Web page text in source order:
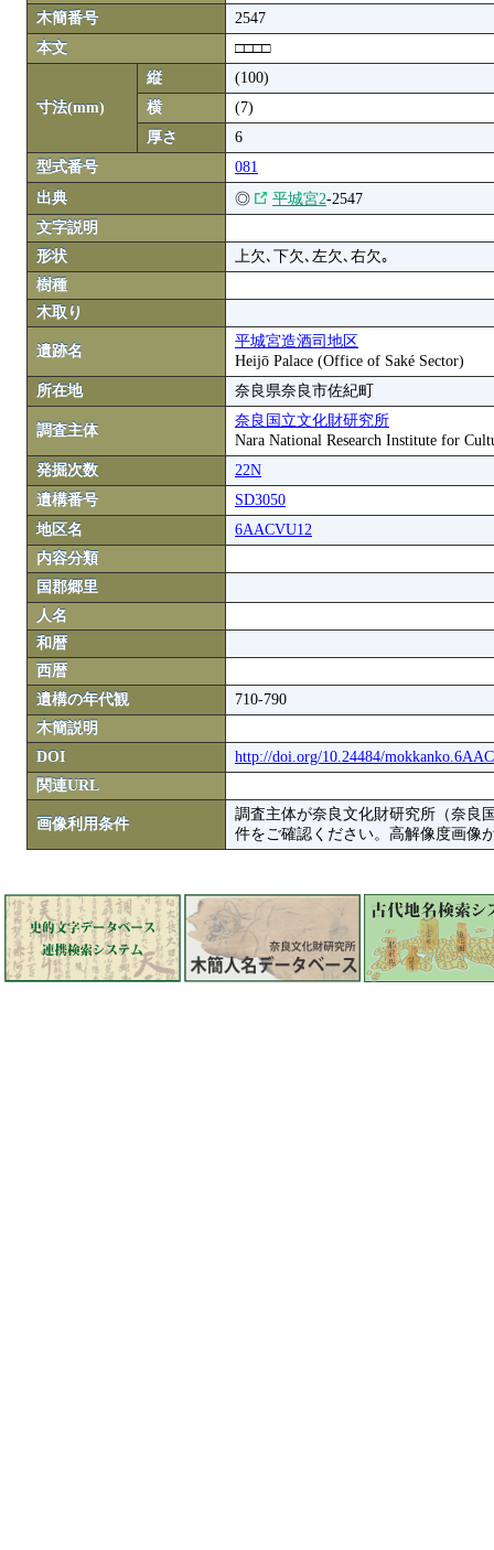
木簡番号
2547
本文
□□□□
寸法(mm)
縦
(100)
横
(7)
厚さ
6
型式番号
081
出典
◎ 平城宮2-2547
文字説明
形状
上欠､下欠､左欠､右欠｡
樹種
木取り
遺跡名
平城宮造酒司地区
Heijō Palace (Office of Saké Sector)
所在地
奈良県奈良市佐紀町
調査主体
奈良国立文化財研究所
Nara National Research Institute for
発掘次数
22N
遺構番号
SD3050
地区名
6AACVU12
内容分類
国郡郷里
人名
和暦
西暦
遺構の年代観
710-790
木簡説明
DOI
http://doi.org/10.24484/
関連URL
画像利用条件
調査主体が奈良文化財研究所（奈良
件をご確認ください。高解像度画像